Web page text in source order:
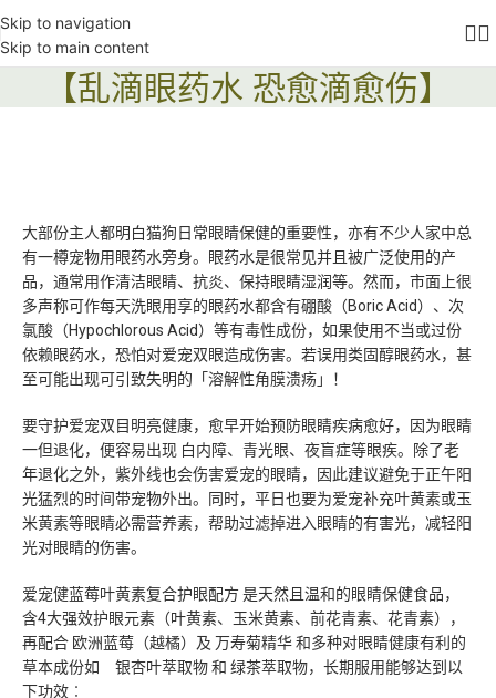
Skip to navigation
Skip to main content
【乱滴眼药水 恐愈滴愈伤】
大部份主人都明白猫狗日常眼睛保健的重要性，亦有不少人家中总
有一樽宠物用眼药水旁身。眼药水是很常见并且被广泛使用的产
品，通常用作清洁眼睛、抗炎、保持眼睛湿润等。然而，市面上很
多声称可作每天洗眼用享的眼药水都含有硼酸（Boric Acid）、次
氯酸（Hypochlorous Acid）等有毒性成份，如果使用不当或过份
依赖眼药水，恐怕对爱宠双眼造成伤害。若误用类固醇眼药水，甚
至可能出现可引致失明的「溶解性角膜溃疡」！
要守护爱宠双目明亮健康，愈早开始预防眼睛疾病愈好，因为眼睛
一但退化，便容易出现 白内障、青光眼、夜盲症等眼疾。除了老
年退化之外，紫外线也会伤害爱宠的眼睛，因此建议避免于正午阳
光猛烈的时间带宠物外出。同时，平日也要为爱宠补充叶黄素或玉
米黄素等眼睛必需营养素，帮助过滤掉进入眼睛的有害光，减轻阳
光对眼睛的伤害。
爱宠健蓝莓叶黄素复合护眼配方 是天然且温和的眼睛保健食品，
含4大强效护眼元素（叶黄素、玉米黄素、前花青素、花青素），
再配合 欧洲蓝莓（越橘）及 万寿菊精华 和多种对眼睛健康有利的
草本成份如 银杏叶萃取物 和 绿茶萃取物，长期服用能够达到以
下功效︰